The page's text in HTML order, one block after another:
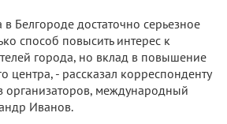
Белгороде достаточно серьезное
способ повысить интерес к
города, но вклад в повышение
центра, - рассказал корреспонденту
организаторов, международный
Иванов.